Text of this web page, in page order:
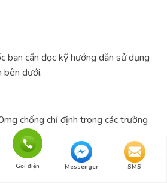
Gọi điện Messenger SMS
bạn cần đọc kỹ hướng dẫn sử dụng
bên dưới.
chống chỉ định trong các trường
liên quan đến mỗi thành phần, như